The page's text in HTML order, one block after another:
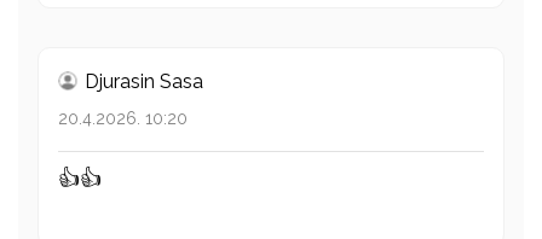
Djurasin Sasa
20.4.2026. 10:20
👍👍